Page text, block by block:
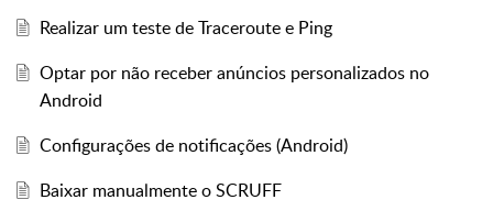
Realizar um teste de Traceroute e Ping
Optar por não receber anúncios personalizados no
Android
Configurações de notificações (Android)
Baixar manualmente o SCRUFF